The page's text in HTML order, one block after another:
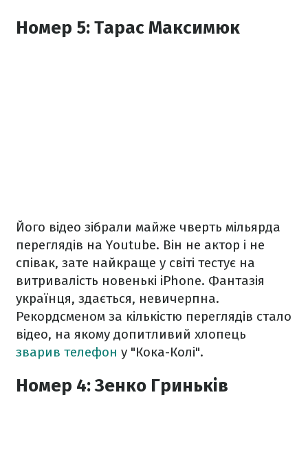
Номер 5: Тарас Максимюк
Його відео зібрали майже чверть мільярда
переглядів на Youtube. Він не актор і не
співак, зате найкраще у світі тестує на
витривалість новенькі iPhone. Фантазія
українця, здається, невичерпна.
Рекордсменом за кількістю переглядів стало
відео, на якому допитливий хлопець
зварив телефон у "Кока-Колі".
Номер 4: Зенко Гриньків